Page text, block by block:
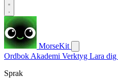
MorseKit
Ordbok Akademi Verktyg Lara dig
Sprak